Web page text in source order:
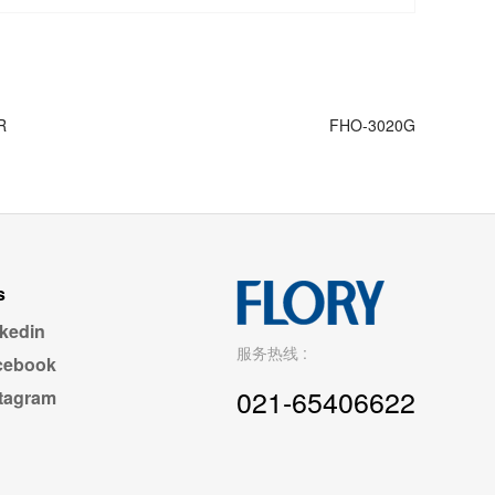
FHO-3020G
服务热线 :
021-65406622